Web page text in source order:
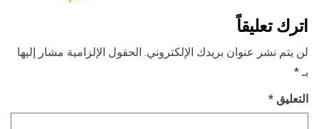
اترك تعليقاً
لن يتم نشر عنوان بريدك الإلكتروني. الحقول الإلزامية مشار إليها
بـ*
التعليق *